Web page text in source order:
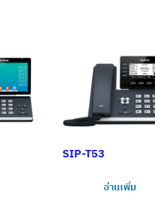
SIP-T53
อ่านเพิ่ม